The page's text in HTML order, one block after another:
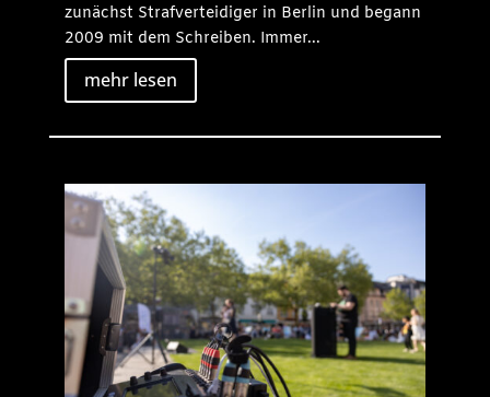
zunächst Strafverteidiger in Berlin und begann
2009 mit dem Schreiben. Immer...
mehr lesen